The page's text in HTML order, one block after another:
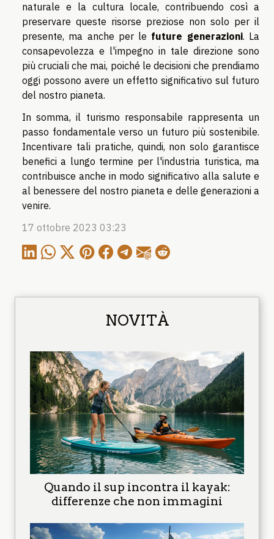
NOVITÀ
Quando il sup incontra il kayak:
differenze che non immagini
naturale e la cultura locale, contribuendo così a
preservare queste risorse preziose non solo per il
presente, ma anche per le future generazioni. La
consapevolezza e l'impegno in tale direzione sono
più cruciali che mai, poiché le decisioni che prendiamo
oggi possono avere un effetto significativo sul futuro
del nostro pianeta.
In somma, il turismo responsabile rappresenta un
passo fondamentale verso un futuro più sostenibile.
Incentivare tali pratiche, quindi, non solo garantisce
benefici a lungo termine per l'industria turistica, ma
contribuisce anche in modo significativo alla salute e
al benessere del nostro pianeta e delle generazioni a
venire.
17 ottobre 2023 03:23